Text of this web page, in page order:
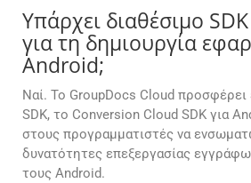
Υπάρχει διαθέσιμο
για τη δημιουργία
Android;
Ναί. Το GroupDocs Cloud προσφέρει
SDK, το Conversion Cloud SDK για
στους προγραμματιστές να
δυνατότητες επεξεργασίας
τους Android.